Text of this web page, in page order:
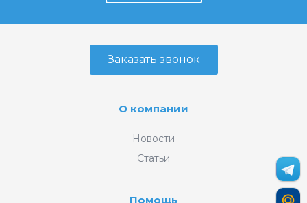
Заказать звонок
О компании
Новости
Статьи
Помощь